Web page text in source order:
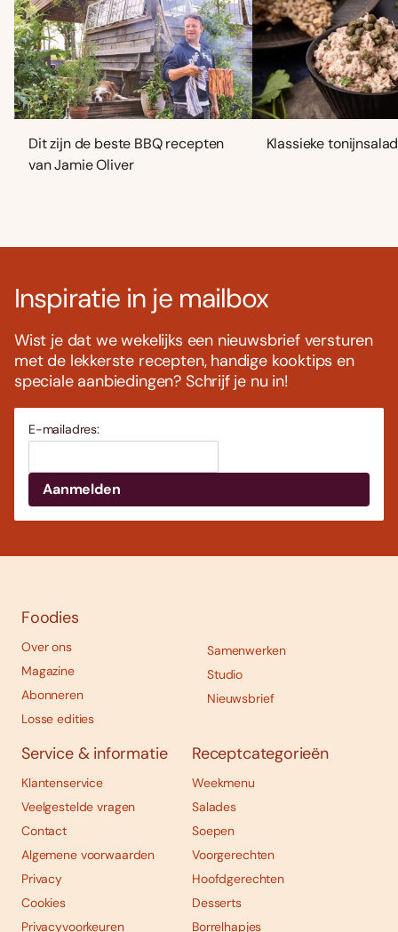
Dit zijn de beste BBQ recepten
van Jamie Oliver
Klassieke
Inspiratie in je mailbox
Wist je dat we wekelijks een nieuwsbrief versturen
met de lekkerste recepten, handige kooktips en
speciale aanbiedingen? Schrijf je nu in!
E-mailadres:
Foodies
Over ons
Magazine
Abonneren
Losse edities
Samenwerken
Studio
Nieuwsbrief
Service & informatie
Klantenservice
Veelgestelde vragen
Contact
Algemene voorwaarden
Privacy
Cookies
Privacyvoorkeuren
Receptcategorieën
Weekmenu
Salades
Soepen
Voorgerechten
Hoofdgerechten
Desserts
Borrelhapjes